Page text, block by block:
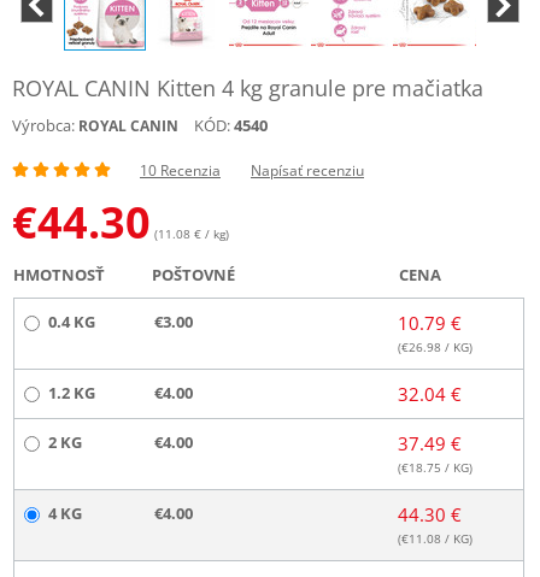
ROYAL CANIN Kitten 4 kg granule pre mačiatka
Výrobca: ROYAL CANIN KÓD:4540
10 Recenzia Napísať recenziu
€44.30 (11.08 € / kg)
HMOTNOSŤ POŠTOVNÉ CENA
0.4 KG €3.00 10.79 €
(€26.98 / KG)
1.2 KG €4.00 32.04 €
2 KG €4.00 37.49 €
(€18.75 / KG)
4 KG €4.00 44.30 €
(€11.08 / KG)